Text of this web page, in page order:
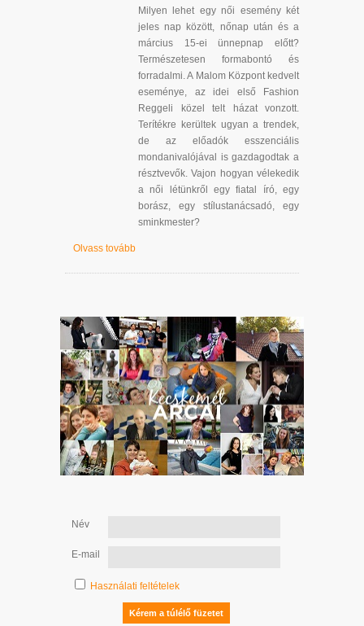
Milyen lehet egy női esemény két
jeles nap között, nőnap után és a
március 15-ei ünnepnap előtt?
Természetesen formabontó és
forradalmi. A Malom Központ kedvelt
eseménye, az idei első Fashion
Reggeli közel telt házat vonzott.
Terítékre kerültek ugyan a trendek,
de az előadók esszenciális
mondanivalójával is gazdagodtak a
résztvevők. Vajon hogyan vélekedik
a női létünkről egy fiatal író, egy
borász, egy stílustanácsadó, egy
sminkmester?
Olvass tovább
Név
E-mail
Használati feltételek